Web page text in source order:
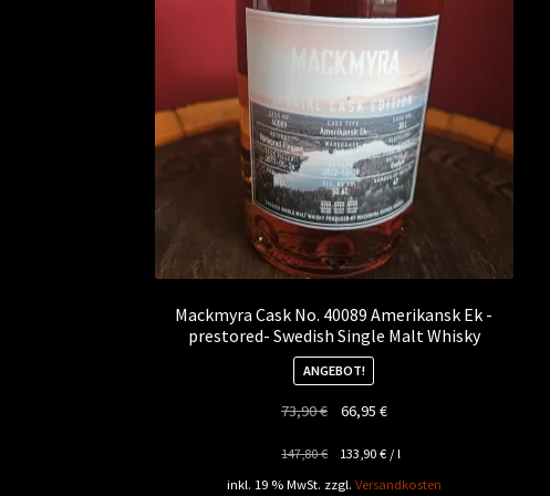
Mackmyra Cask No. 40089 Amerikansk Ek -
prestored- Swedish Single Malt Whisky
ANGEBOT!
73,90€
Ursprünglicher
war:
73,90 €
66,95 €Aktueller
ist:
66,95 €.
147,80€ 133,90€ /l
inkl. 19 % MwSt. zzgl. Versandkosten